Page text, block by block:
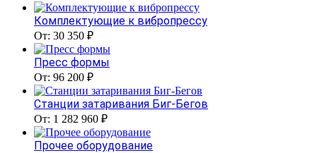
Комплектующие к вибропрессу
От: 30 350 ₽
Пресс формы
От: 96 200 ₽
Станции затаривания Биг-Бегов
От: 1 282 960 ₽
Прочее оборудование